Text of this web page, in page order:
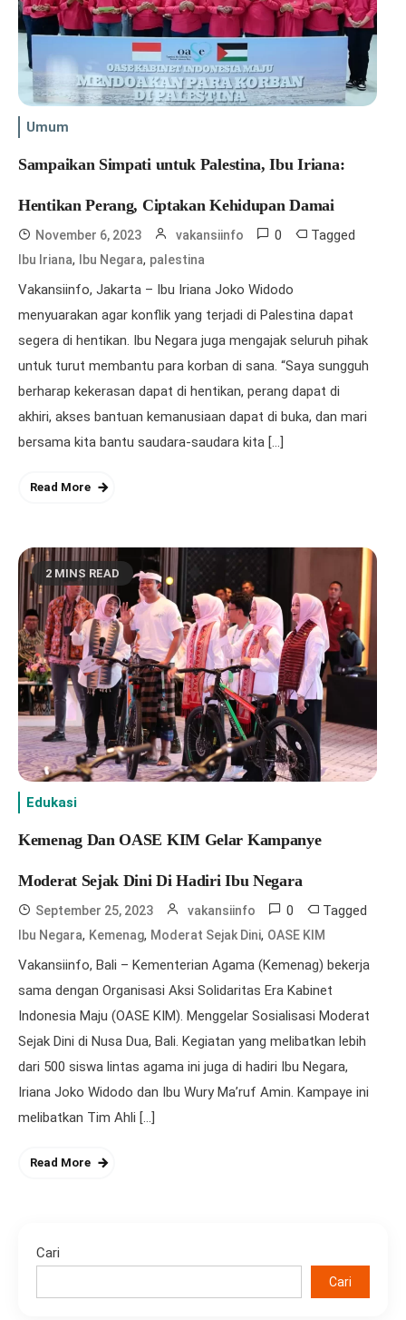
Umum
Sampaikan Simpati untuk Palestina, Ibu Iriana:
Hentikan Perang, Ciptakan Kehidupan Damai
November 6, 2023 vakansiinfo 0 Tagged
Ibu Iriana, Ibu Negara, palestina
Vakansiinfo, Jakarta – Ibu Iriana Joko Widodo
menyuarakan agar konflik yang terjadi di Palestina dapat
segera di hentikan. Ibu Negara juga mengajak seluruh pihak
untuk turut membantu para korban di sana. “Saya sungguh
berharap kekerasan dapat di hentikan, perang dapat di
akhiri, akses bantuan kemanusiaan dapat di buka, dan mari
bersama kita bantu saudara-saudara kita […]
Read More
2 MINS READ
Edukasi
Kemenag Dan OASE KIM Gelar Kampanye
Moderat Sejak Dini Di Hadiri Ibu Negara
September 25, 2023 vakansiinfo 0 Tagged
Ibu Negara, Kemenag, Moderat Sejak Dini, OASE KIM
Vakansiinfo, Bali – Kementerian Agama (Kemenag) bekerja
sama dengan Organisasi Aksi Solidaritas Era Kabinet
Indonesia Maju (OASE KIM). Menggelar Sosialisasi Moderat
Sejak Dini di Nusa Dua, Bali. Kegiatan yang melibatkan lebih
dari 500 siswa lintas agama ini juga di hadiri Ibu Negara,
Iriana Joko Widodo dan Ibu Wury Ma’ruf Amin. Kampaye ini
melibatkan Tim Ahli […]
Read More
Cari
Cari